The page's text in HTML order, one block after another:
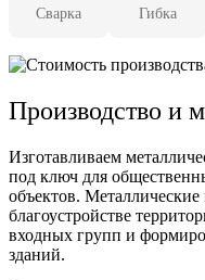
Сварка Гибка
Производство и
Изготавливаем
под ключ для
объектов.
благоустройстве
входных групп и
зданий.